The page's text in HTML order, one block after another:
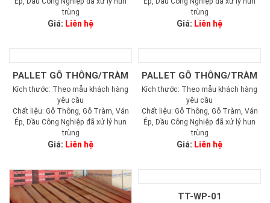
trùng
Giá: Liên hệ
trùng
Giá: Liên hệ
PALLET GỖ THÔNG/TRÀM
Kích thước: Theo mẫu khách hàng
yêu cầu
Chất liệu: Gỗ Thông, Gỗ Tràm, Ván
Ép, Dầu Công Nghiệp đã xử lý hun
trùng
Giá: Liên hệ
PALLET GỖ THÔNG/TRÀM
Kích thước: Theo mẫu khách hàng
yêu cầu
Chất liệu: Gỗ Thông, Gỗ Tràm, Ván
Ép, Dầu Công Nghiệp đã xử lý hun
trùng
Giá: Liên hệ
TT-WP-01